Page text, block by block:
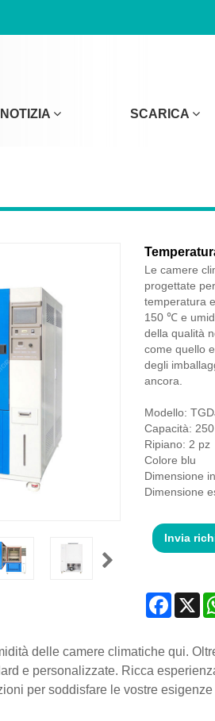
NOTIZIA SCARICA
Le camere
progettate
temperatura
150 ℃ e
della qualità
come quello
degli
ancora.
Modello:
Capacità:
Ripiano: 2 pz
Colore blu
Dimensione
Dimensione
Invia
X
delle camere climatiche qui.
e personalizzate. Ricca
per soddisfare le vostre